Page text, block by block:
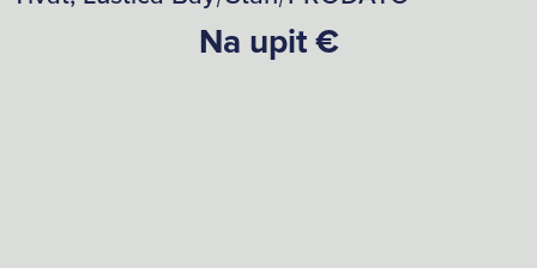
Na upit €